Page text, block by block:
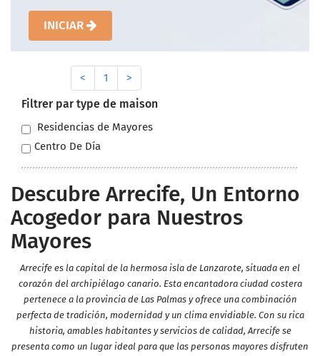
INICIAR
< 1 >
Filtrer par type de maison
Residencias de Mayores
Centro De Día
Descubre Arrecife, Un Entorno
Acogedor para Nuestros
Mayores
Arrecife es la capital de la hermosa isla de Lanzarote, situada en el
corazón del archipiélago canario. Esta encantadora ciudad costera
pertenece a la provincia de Las Palmas y ofrece una combinación
perfecta de tradición, modernidad y un clima envidiable. Con su rica
historia, amables habitantes y servicios de calidad, Arrecife se
presenta como un lugar ideal para que las personas mayores disfruten